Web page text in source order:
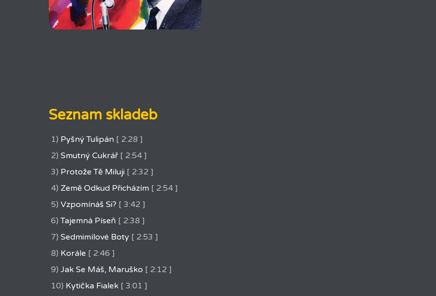
Seznam skladeb
1) Pyšný Tulipán [ 2:28 ]
2) Smutný Cukrář [ 2:54 ]
3) Protože Tě Miluji [ 2:32 ]
4) Země Odkud Přicházím [ 2:54 ]
5) Vzpomínáš Si? [ 3:42 ]
6)Tajemná Píseň [ 2:38 ]
7) Sedmimílové Boty [ 2:53 ]
8) Korále [ 2:46 ]
9) Jak Se Máš, Maruško [ 2:12 ]
10) Kytička Fialek [ 3:01 ]